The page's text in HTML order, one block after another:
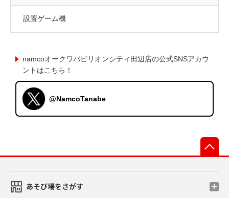
設置ゲーム機
namcoオークワパビリオンシティ田辺店の公式SNSアカウ
ントはこちら！
@NamcoTanabe
あそび場をさがす